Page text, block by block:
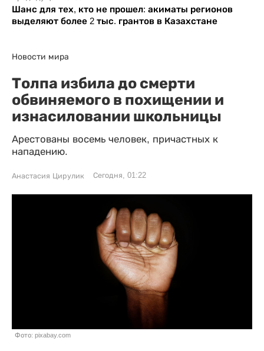
Шанс для тех, кто не прошел: акиматы регионов
выделяют более 2 тыс. грантов в Казахстане
Новости мира
Толпа избила до смерти
обвиняемого в похищении и
изнасиловании школьницы
Арестованы восемь человек, причастных к
нападению.
Анастасия Цирулик Сегодня, 01:22
Фото: pixabay.com